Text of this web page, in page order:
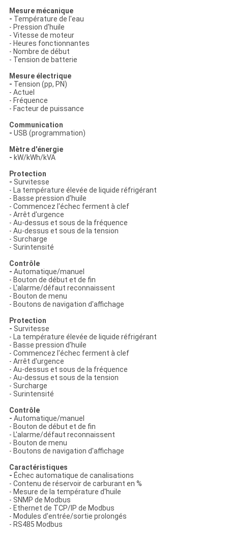
Mesure mécanique
- Température de l'eau
- Pression d'huile
- Vitesse de moteur
- Heures fonctionnantes
- Nombre de début
- Tension de batterie
Mesure électrique
- Tension (pp, PN)
- Actuel
- Fréquence
- Facteur de puissance
Communication
- USB (programmation)
Mètre d'énergie
- kW/kWh/kVA
Protection
- Survitesse
- La température élevée de liquide réfrigérant
- Basse pression d'huile
- Commencez l'échec ferment à clef
- Arrêt d'urgence
- Au-dessus et sous de la fréquence
- Au-dessus et sous de la tension
- Surcharge
- Surintensité
Contrôle
- Automatique/manuel
- Bouton de début et de fin
- L'alarme/défaut reconnaissent
- Bouton de menu
- Boutons de navigation d'affichage
Protection
- Survitesse
- La température élevée de liquide réfrigérant
- Basse pression d'huile
- Commencez l'échec ferment à clef
- Arrêt d'urgence
- Au-dessus et sous de la fréquence
- Au-dessus et sous de la tension
- Surcharge
- Surintensité
Contrôle
- Automatique/manuel
- Bouton de début et de fin
- L'alarme/défaut reconnaissent
- Bouton de menu
- Boutons de navigation d'affichage
Caractéristiques
- Échec automatique de canalisations
- Contenu de réservoir de carburant en %
- Mesure de la température d'huile
- SNMP de Modbus
- Ethernet de TCP/IP de Modbus
- Modules d'entrée/sortie prolongés
- RS485 Modbus